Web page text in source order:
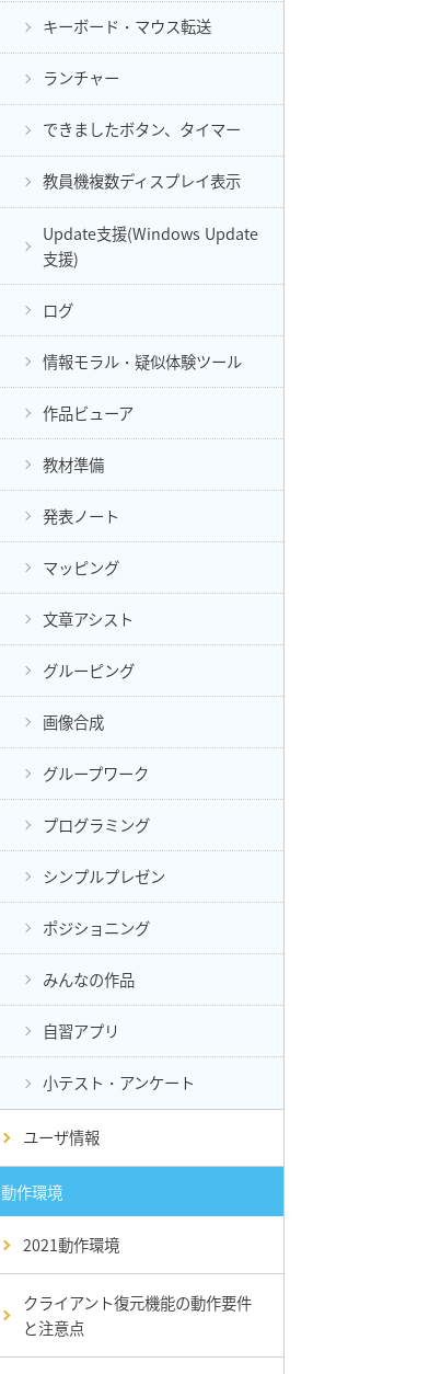
キーボード・マウス転送
ランチャー
できましたボタン、タイマー
教員機複数ディスプレイ表示
Update支援(Windows Update
支援)
ログ
情報モラル・疑似体験ツール
作品ビューア
教材準備
発表ノート
マッピング
文章アシスト
グルーピング
画像合成
グループワーク
プログラミング
シンプルプレゼン
ポジショニング
みんなの作品
自習アプリ
小テスト・アンケート
ユーザ情報
動作環境
2021動作環境
クライアント復元機能の動作要件
と注意点